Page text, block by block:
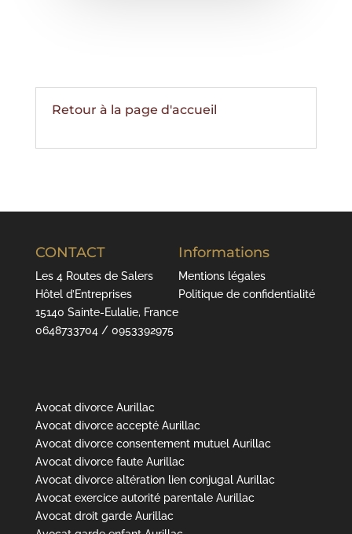
Retour à la page d'accueil
CONTACT
Les 4 Routes de Salers
Hôtel d’Entreprises
15140 Sainte-Eulalie, France
0648733704 / 0953392975
Informations
Mentions légales
Politique de confidentialité
Avocat divorce Aurillac
Avocat divorce accepté Aurillac
Avocat divorce consentement mutuel Aurillac
Avocat divorce faute Aurillac
Avocat divorce altération lien conjugal Aurillac
Avocat exercice autorité parentale Aurillac
Avocat droit garde Aurillac